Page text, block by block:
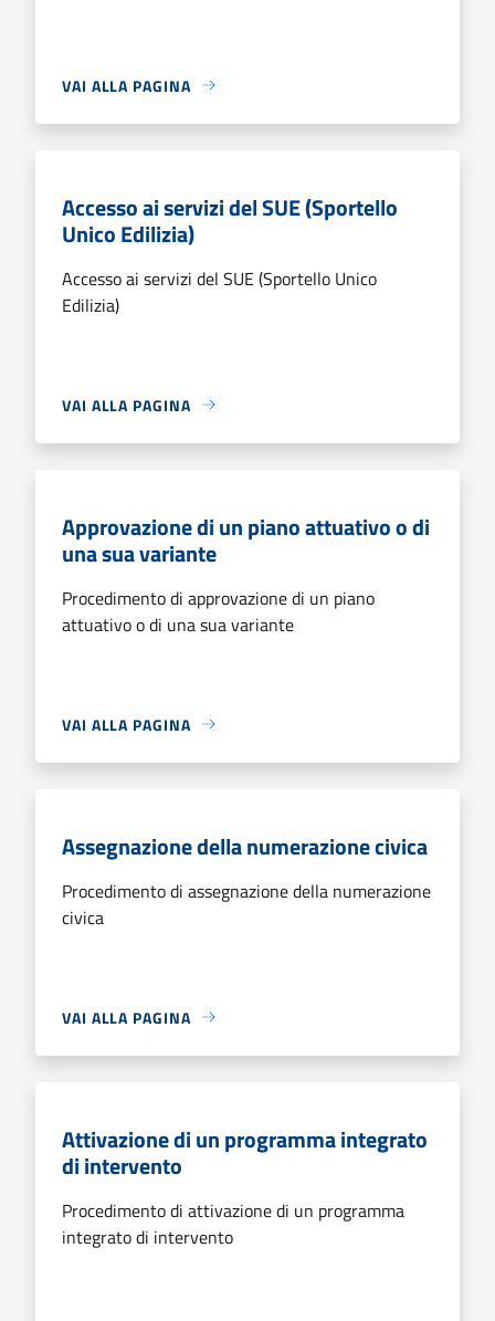
VAI ALLA PAGINA
Accesso ai servizi del SUE (Sportello
Unico Edilizia)
Accesso ai servizi del SUE (Sportello Unico
Edilizia)
VAI ALLA PAGINA
Approvazione di un piano attuativo o di
una sua variante
Procedimento di approvazione di un piano
attuativo o di una sua variante
VAI ALLA PAGINA
Assegnazione della numerazione civica
Procedimento di assegnazione della numerazione
civica
VAI ALLA PAGINA
Attivazione di un programma integrato
di intervento
Procedimento di attivazione di un programma
integrato di intervento